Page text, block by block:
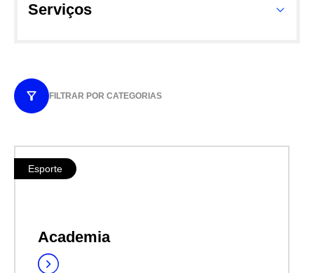
FILTRAR POR CATEGORIAS
Esporte
Academia
Serviços